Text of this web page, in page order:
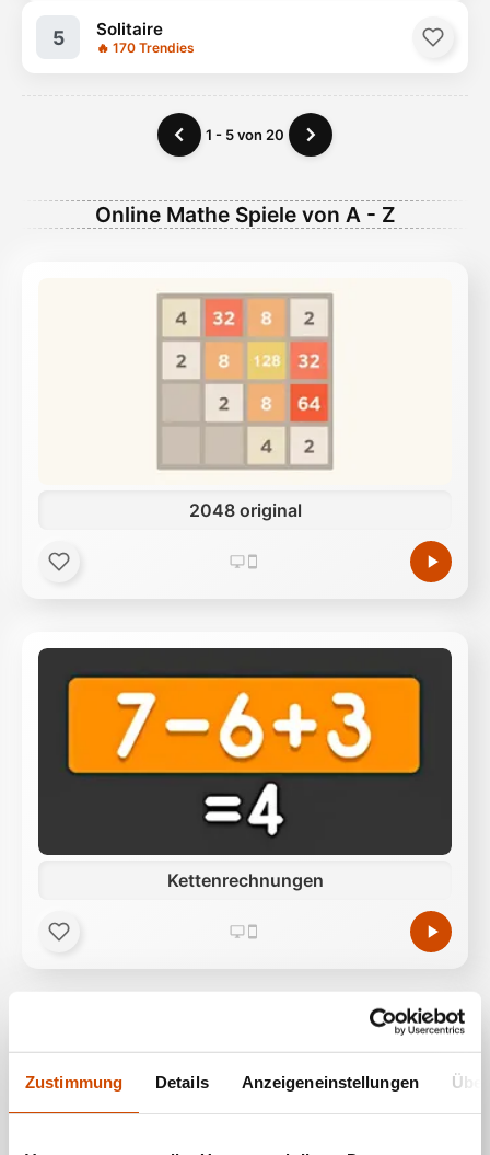
Zustimmung Details Anzeigeneinstellungen
5 Solitaire
🔥 170 Trendies
1 - 5 von 20
Online Mathe Spiele von A - Z
2048 original
Kettenrechnungen